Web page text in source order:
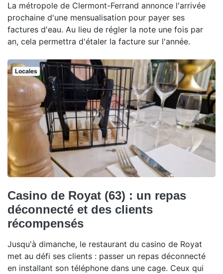
La métropole de Clermont-Ferrand annonce l'arrivée
prochaine d'une mensualisation pour payer ses
factures d'eau. Au lieu de régler la note une fois par
an, cela permettra d'étaler la facture sur l'année.
Locales
Casino de Royat (63) : un repas
déconnecté et des clients
récompensés
Jusqu'à dimanche, le restaurant du casino de Royat
met au défi ses clients : passer un repas déconnecté
en installant son téléphone dans une cage. Ceux qui